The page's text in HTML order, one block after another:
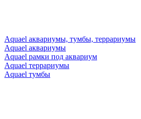
Aquael аквариумы, тумбы, террариумы
Aquael аквариумы
Aquael рамки под аквариум
Aquael террариумы
Aquael тумбы